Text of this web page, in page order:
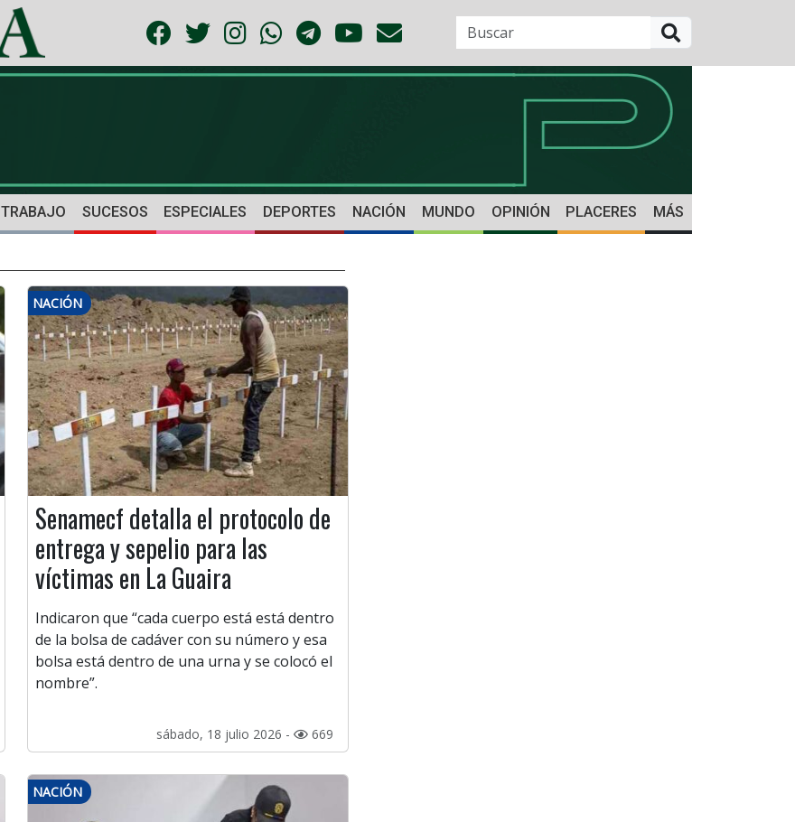
TRABAJO SUCESOS ESPECIALES DEPORTES NACIÓN MUNDO OPINIÓN PLACERES MÁS
NACIÓN
Senamecf detalla el protocolo de
entrega y sepelio para las
víctimas en La Guaira
Indicaron que “cada cuerpo está está dentro
de la bolsa de cadáver con su número y esa
bolsa está dentro de una urna y se colocó el
nombre”.
sábado, 18 julio 2026 - 669
NACIÓN